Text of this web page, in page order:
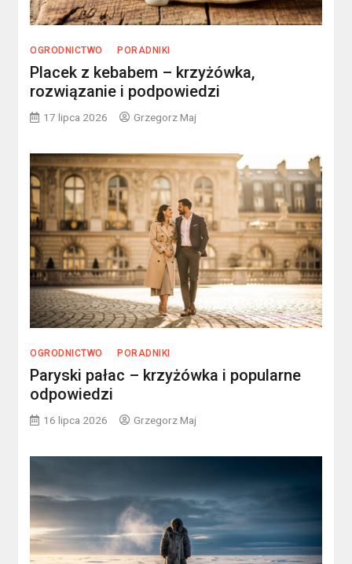
OGRODNICTWO PORADNIKI
Placek z kebabem – krzyżówka,
rozwiązanie i podpowiedzi
17 lipca 2026 Grzegorz Maj
OGRODNICTWO PORADNIKI
Paryski pałac – krzyżówka i popularne
odpowiedzi
16 lipca 2026 Grzegorz Maj